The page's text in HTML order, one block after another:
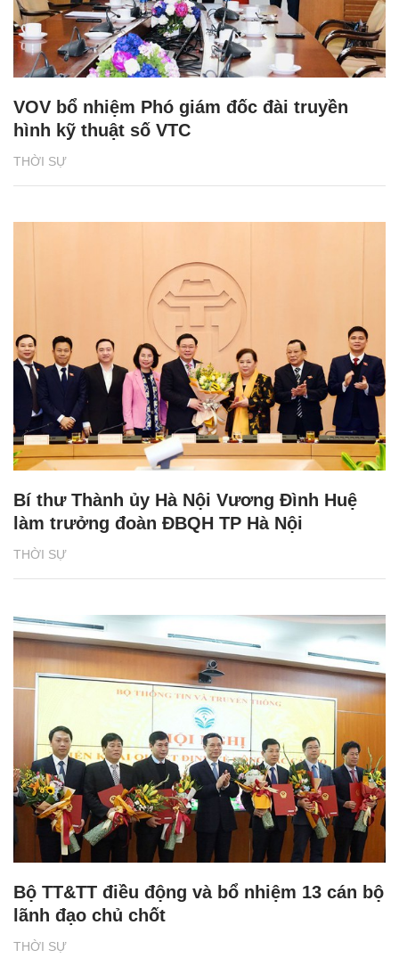
THỜI SỰ
VOV bổ nhiệm Phó giám đốc đài truyền
hình kỹ thuật số VTC
THỜI SỰ
Bí thư Thành ủy Hà Nội Vương Đình Huệ
làm trưởng đoàn ĐBQH TP Hà Nội
THỜI SỰ
Bộ TT&TT điều động và bổ nhiệm 13 cán bộ
lãnh đạo chủ chốt